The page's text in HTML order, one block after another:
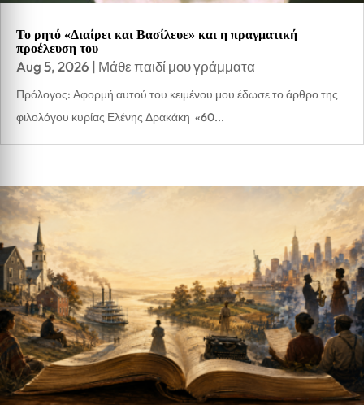
Το ρητό «Διαίρει και Βασίλευε» και η πραγματική
προέλευση του
Aug 5, 2026 | Μάθε παιδί μου γράμματα
Πρόλογος: Αφορμή αυτού του κειμένου μου έδωσε το άρθρο της
φιλολόγου κυρίας Ελένης Δρακάκη «60...